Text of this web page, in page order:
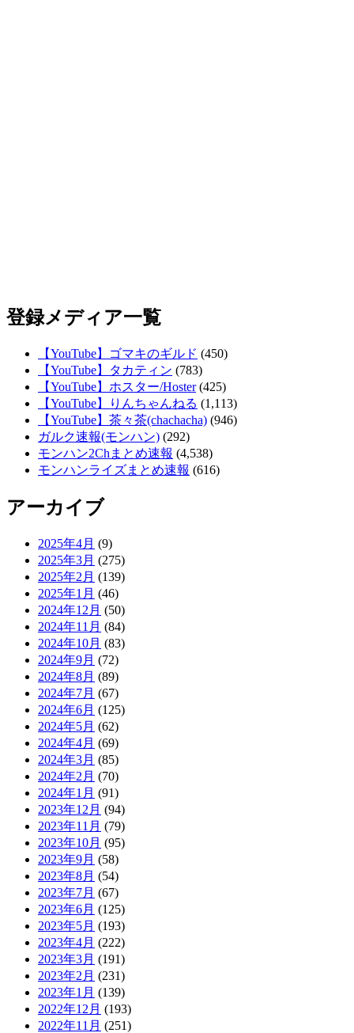
登録メディア一覧
【YouTube】ゴマキのギルド (450)
【YouTube】タカティン (783)
【YouTube】ホスター/Hoster(425)
【YouTube】りんちゃんねる (1,113)
【YouTube】茶々茶(chachacha) (946)
ガルク速報(モンハン) (292)
モンハン2Chまとめ速報 (4,538)
モンハンライズまとめ速報 (616)
アーカイブ
2025年4月 (9)
2025年3月 (275)
2025年2月 (139)
2025年1月 (46)
2024年12月 (50)
2024年11月 (84)
2024年10月 (83)
2024年9月 (72)
2024年8月 (89)
2024年7月 (67)
2024年6月 (125)
2024年5月 (62)
2024年4月 (69)
2024年3月 (85)
2024年2月 (70)
2024年1月 (91)
2023年12月 (94)
2023年11月 (79)
2023年10月 (95)
2023年9月 (58)
2023年8月 (54)
2023年7月 (67)
2023年6月 (125)
2023年5月 (193)
2023年4月 (222)
2023年3月 (191)
2023年2月 (231)
2023年1月 (139)
2022年12月 (193)
2022年11月 (251)